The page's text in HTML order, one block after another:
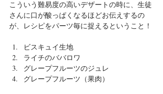
こういう難易度の高いデザートの時に、生徒
さんに口が酸っぱくなるほどお伝えするの
が、レシピをパーツ毎に捉えるということ！
ビスキュイ生地
ライチのババロワ
グレープフルーツのジュレ
グレープフルーツ（果肉）